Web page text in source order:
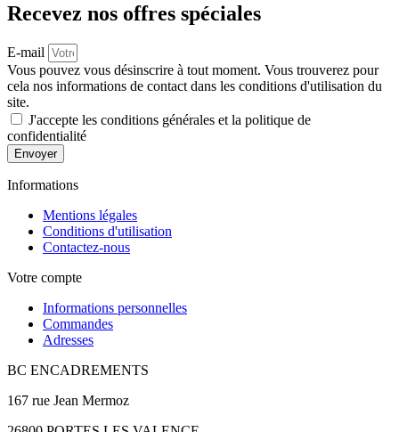
Recevez nos offres spéciales
E-mail
Vous pouvez vous désinscrire à tout moment. Vous trouverez pour
cela nos informations de contact dans les conditions d'utilisation du
site.
J'accepte les conditions générales et la politique de
confidentialité
Envoyer
Informations
Mentions légales
Conditions d'utilisation
Contactez-nous
Votre compte
Informations personnelles
Commandes
Adresses
BC ENCADREMENTS
167 rue Jean Mermoz